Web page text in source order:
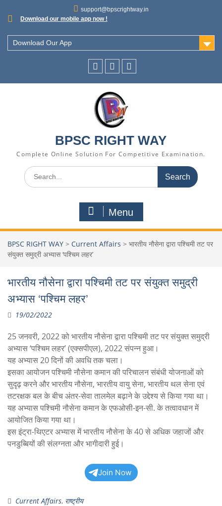
support@bpscrightway.in
Download our mobile app now !
Download Our App
BPSC RIGHT WAY
Complete Online Solution For Competitive Examination.
Menu
BPSC RIGHT WAY > Current Affairs > भारतीय नौसेना द्वारा पश्चिमी तट पर
संयुक्त समुद्री अभ्यास ‘पश्चिम लहर’
भारतीय नौसेना द्वारा पश्चिमी तट पर संयुक्त समुद्री
अभ्यास ‘पश्चिम लहर’
19/02/2022
25 जनवरी‚ 2022 को भारतीय नौसेना द्वारा पश्चिमी तट पर संयुक्त समुद्री
अभ्यास ‘पश्चिम लहर’ (एक्सपीएल)‚ 2022 संपन्न हुआ।
यह अभ्यास 20 दिनों की अवधि तक चला।
इसका आयोजन पश्चिमी नौसेना कमान की परिचालन संबंधी योजनाओं को
सुदृढ़ करने और भारतीय नौसेना‚ भारतीय वायु सेना‚ भारतीय थल सेना एवं
तटरक्षक बल के बीच अंतर-सेवा तालमेल बढ़ाने के उद्देश्य से किया गया था।
यह अभ्यास पश्चिमी नौसेना कमान के एफओसी-इन-सी. के तत्वावधान में
आयोजित किया गया था।
इस इंट्रा-थिएटर अभ्यास में भारतीय नौसेना के 40 से अधिक जहाजों और
पनडुब्बियों की संलग्नता और भागीदारी हुई।
Join Now
Current Affairs, राष्ट्रीय